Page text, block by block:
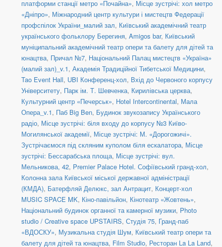
платформи станції метро «Почайна», Місце зустрічі: хол метро
«Дніпро», Міжнародний центр культури і мистецтв Федерації
профспілок України_малий зал, Київський академічний театр
українського фольклору Берегиня, Amigos bar, Київський
муніципальний академічний театр опери та балету для дітей та
юнацтва, Причал №7, Національний Палац мистецтв «Україна»
(малий зал)_v.1, Академія Традиційної Тибетської Медицини,
Tao Event Hall, UBI Конференц-хол, Вхід до Червоного корпусу
Університету, Парк ім. Т. Шевченка, Кирилівська церква,
Культурний центр «Печерськ», Hotel Intercontinental, Мала
Опера_v.1, Паб Big Ben, Будинок звукозапису Українського
радіо, Місце зустрічі: біля входу до корпусу №3 Київо-
Могилянської академії, Місце зустрічі: М. «Дорогожичі».
Зустрічаємося під скляним куполом біля ескалатора, Місце
зустрічі: Бессарабська площа, Місце зустрічі: вул.
Мельникова, 42, Premier Palace Hotel. Софіївський гранд-хол,
Колонна зала Київської міської державної адміністрації
(КМДА), Батерфляй Делюкс, зал Антрацит, Концерт-хол
MUSIC SPACE MK, Кіно-павільйон, Кінотеатр «Жовтень»,
Національний будинок органної та камерної музики, Photo
studio / Creative space UPSTAIRS, Студія 75, Гранд-паб
«ВДОСКУ», Музикальна студія Шум, Київський театр опери та
балету для дітей та юнацтва, Film Studio, Ресторан La La Land,